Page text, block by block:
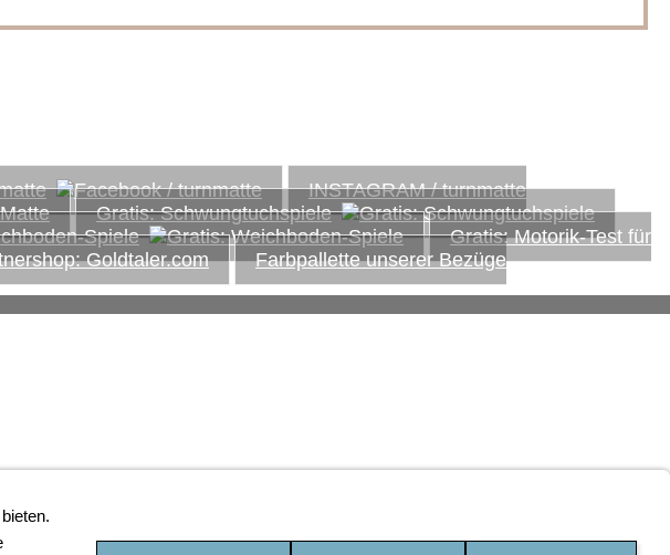
INSTAGRAM / turnmatte
Gratis: Schwungtuchspiele
Spiele
Gratis: Motorik-Test für
Farbpallette unserer Bezüge